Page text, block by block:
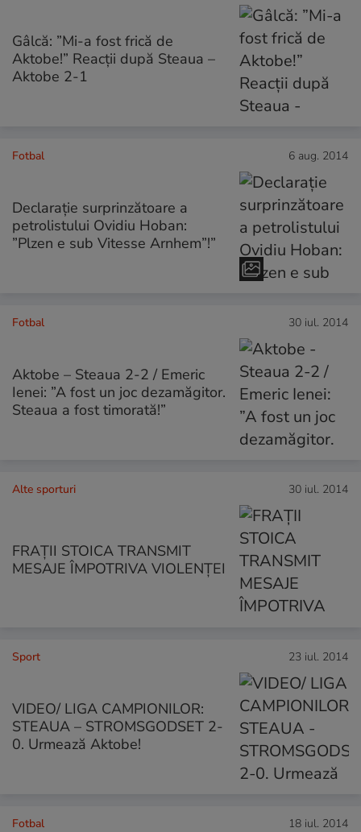
Gâlcă: ”Mi-a fost frică de
Aktobe!” Reacţii după Steaua –
Aktobe 2-1
Fotbal 6 aug. 2014
Declarație surprinzătoare a
petrolistului Ovidiu Hoban:
”Plzen e sub Vitesse Arnhem”!”
Fotbal 30 iul. 2014
Aktobe – Steaua 2-2 / Emeric
Ienei: ”A fost un joc dezamăgitor.
Steaua a fost timorată!”
Alte sporturi 30 iul. 2014
FRAȚII STOICA TRANSMIT
MESAJE ÎMPOTRIVA VIOLENȚEI
Sport 23 iul. 2014
VIDEO/ LIGA CAMPIONILOR:
STEAUA – STROMSGODSET 2-
0. Urmează Aktobe!
Fotbal 18 iul. 2014